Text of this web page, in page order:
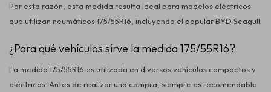
Por esta razón, esta medida resulta ideal para modelos eléctricos
que utilizan neumáticos 175/55R16, incluyendo el popular BYD Seagull.
¿Para qué vehículos sirve la medida 175/55R16?
La medida 175/55R16 es utilizada en diversos vehículos compactos y
eléctricos. Antes de realizar una compra, siempre es recomendable